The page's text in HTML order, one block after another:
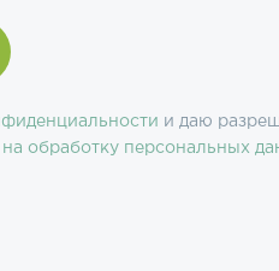
и даю
обработку персональных